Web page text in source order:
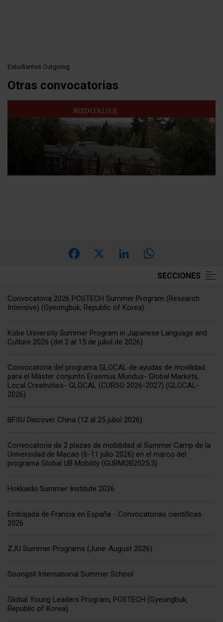
Estudiantes Outgoing
Otras convocatorias
Facebook LinkedIn
Convocatoria 2026 POSTECH Summer Program (Research
Intensive) (Gyeongbuk, Republic of Korea)
Kobe University Summer Program in Japanese Language and
Culture 2026 (del 2 al 15 de juliol de 2026)
Convocatoria del programa GLOCAL de ayudas de movilidad
para el Máster conjunto Erasmus Mundus- Global Markets,
Local Creativities- GLOCAL (CURSO 2026-2027) (GLOCAL-
2026)
BFSU Discover China (12 al 25 juliol 2026)
Convocatoria de 2 plazas de mobilidad al Summer Camp de la
Universidad de Macao (6-11 julio 2026) en el marco del
programa Global UB Mobility (GUBMOB2025.3)
Hokkaido Summer Institute 2026
Embajada de Francia en España - Convocatorias científicas
2026
ZJU Summer Programs (June-August 2026)
Soongsil International Summer School
Global Young Leaders Program, POSTECH (Gyeongbuk,
Republic of Korea)